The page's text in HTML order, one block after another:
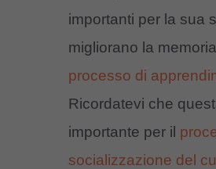
importanti per la sua
migliorano la
processo di
Ricordatevi che
importante per il
socializzazione del